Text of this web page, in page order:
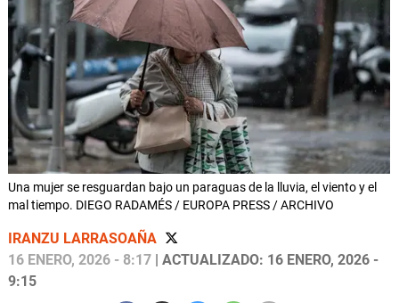
Una mujer se resguardan bajo un paraguas de la lluvia, el viento y el
mal tiempo. DIEGO RADAMÉS / EUROPA PRESS / ARCHIVO
IRANZU LARRASOAÑA
16 ENERO, 2026 - 8:17 | ACTUALIZADO: 16 ENERO, 2026 -
9:15